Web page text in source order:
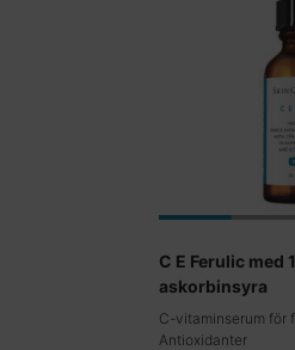
C E Ferulic med
askorbinsyra
C-vitaminserum för
Antioxidanter